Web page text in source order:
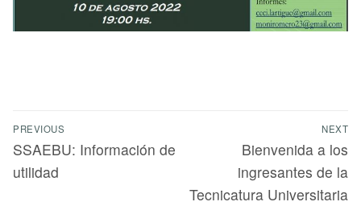
PREVIOUS
SSAEBU: Información de
utilidad
NEXT
Bienvenida a los
ingresantes de la
Tecnicatura Universitaria